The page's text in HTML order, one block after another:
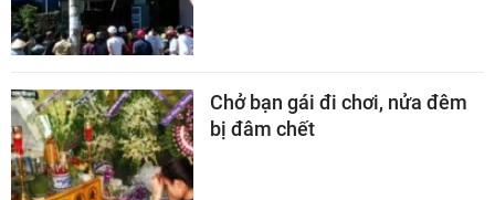
Chở bạn gái đi chơi, nửa đêm
bị đâm chết